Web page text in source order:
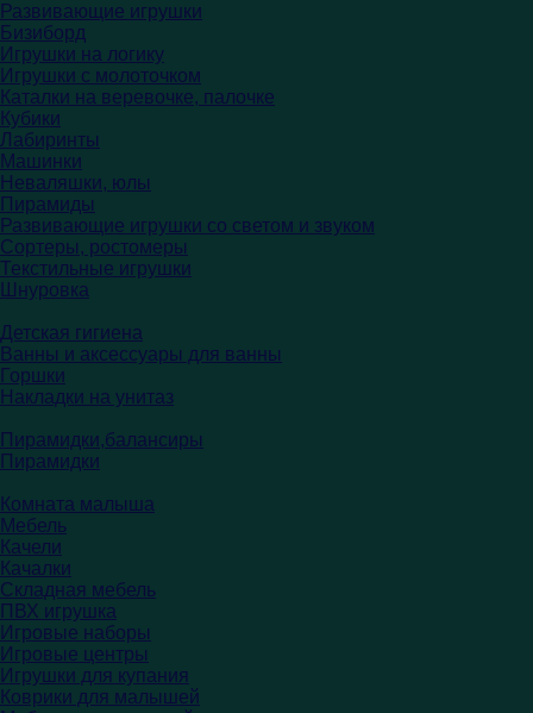
Развивающие игрушки
Бизиборд
Игрушки на логику
Игрушки с молоточком
Каталки на веревочке, палочке
Кубики
Лабиринты
Машинки
Неваляшки, юлы
Пирамиды
Развивающие игрушки со светом и звуком
Сортеры, ростомеры
Текстильные игрушки
Шнуровка
Детская гигиена
Ванны и аксессуары для ванны
Горшки
Накладки на унитаз
Пирамидки,балансиры
Пирамидки
Комната малыша
Мебель
Качели
Качалки
Складная мебель
ПВХ игрушка
Игровые наборы
Игровые центры
Игрушки для купания
Коврики для малышей